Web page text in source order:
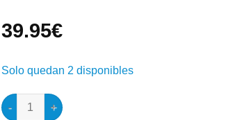
39.95€
Solo quedan 2 disponibles
Cama para Perros y Gatos 60x50cm - (Rosa)